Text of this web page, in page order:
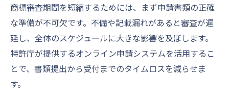
は
商標審査の進捗状況を確認するメリットを
解説
商標審査待ちリスクと早期対応策の重要性
商標審査期間を短縮するためには、まず申請書類の正確
な準備が不可欠です。不備や記載漏れがあると審査が遅
延し、全体のスケジュールに大きな影響を及ぼします。
特許庁が提供するオンライン申請システムを活用するこ
とで、書類提出から受付までのタイムロスを減らせま
す。